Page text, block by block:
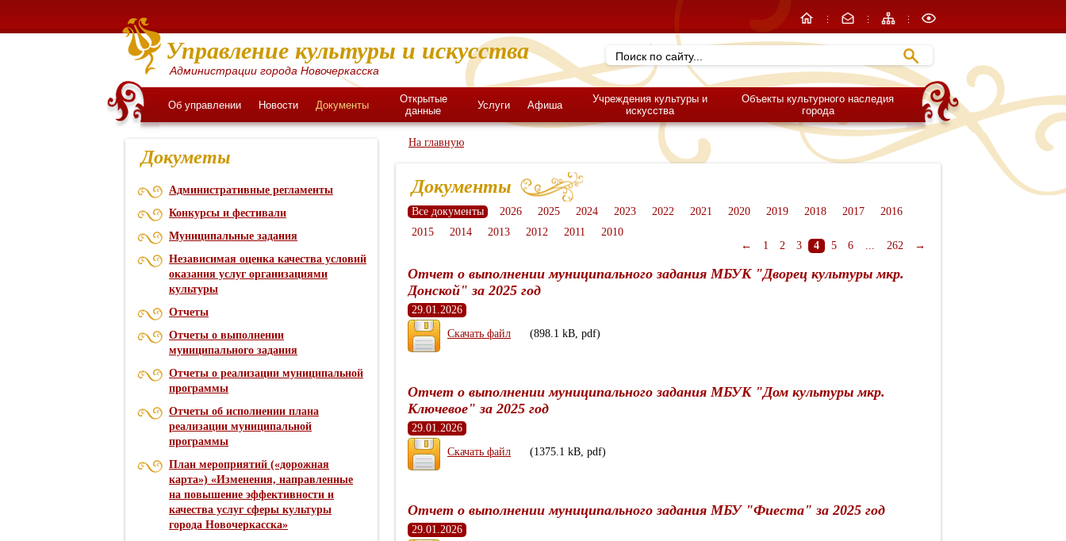
Управление культуры и искусства
Администрации города Новочеркасска
Об управлении Новости Документы
Открытые
данные
Услуги Афиша
Учреждения культуры и
искусства
Объекты культурного наследия
города
Докуметы
Административные регламенты
Конкурсы и фестивали
Муниципальные задания
Независимая оценка качества условий
оказания услуг организациями
культуры
Отчеты
Отчеты о выполнении
муниципального задания
Отчеты о реализации муниципальной
программы
Отчеты об исполнении плана
реализации муниципальной
программы
План мероприятий («дорожная
карта») «Изменения, направленные
на повышение эффективности и
качества услуг сферы культуры
города Новочеркасска»
На главную
Документы
Все документы 2026 2025 2024 2023 2022 2021 2020 2019 2018 2017
2016
2015
2014 2013 2012 2011
2010
←
1 2 3 4 5 6 ... 262 →
Отчет о выполнении муниципального задания МБУК "Дворец культуры мкр.
Донской" за 2025 год
29.01.2026
Скачать файл
(898.1 kB, pdf)
Отчет о выполнении муниципального задания МБУК "Дом культуры мкр.
Ключевое" за 2025 год
29.01.2026
Скачать файл
(1375.1 kB, pdf)
Отчет о выполнении муниципального задания МБУ "Фиеста" за 2025 год
29.01.2026